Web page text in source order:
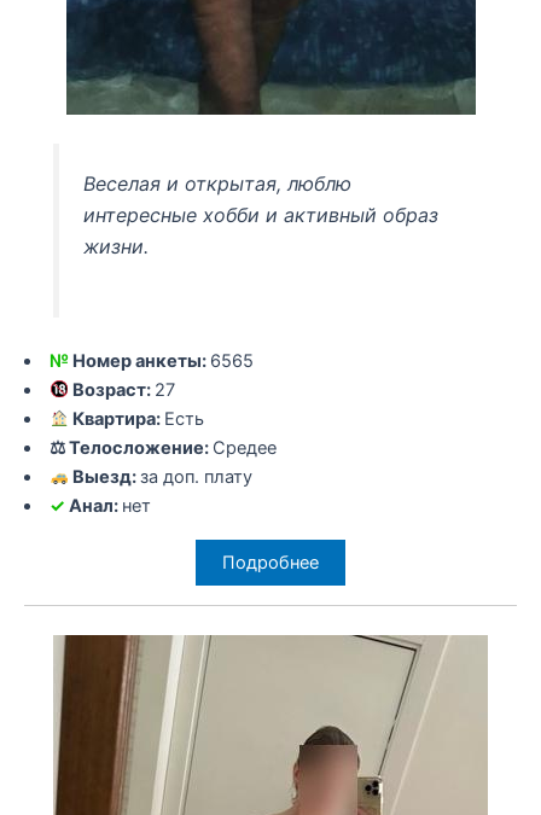
Веселая и открытая, люблю
интересные хобби и активный образ
жизни.
№ Номер анкеты: 6565
Возраст: 27
Квартира: Есть
⚖ Телосложение: Средее
Выезд:за доп. плату
✓ Анал: нет
Подробнее